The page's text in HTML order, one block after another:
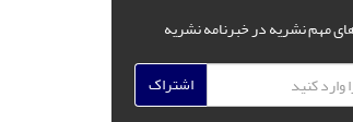
مهم نشریه در خبرنامه نشریه
اشتراک